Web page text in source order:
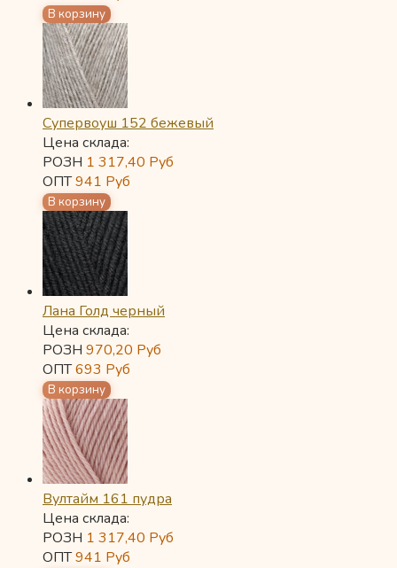
Супервоуш 152 бежевый
Цена склада:
РОЗН 1 317,40 Руб
ОПТ941 Руб
Лана Голд черный
Цена склада:
РОЗН 970,20 Руб
ОПТ693 Руб
Вултайм 161 пудра
Цена склада:
РОЗН 1 317,40 Руб
ОПТ941 Руб